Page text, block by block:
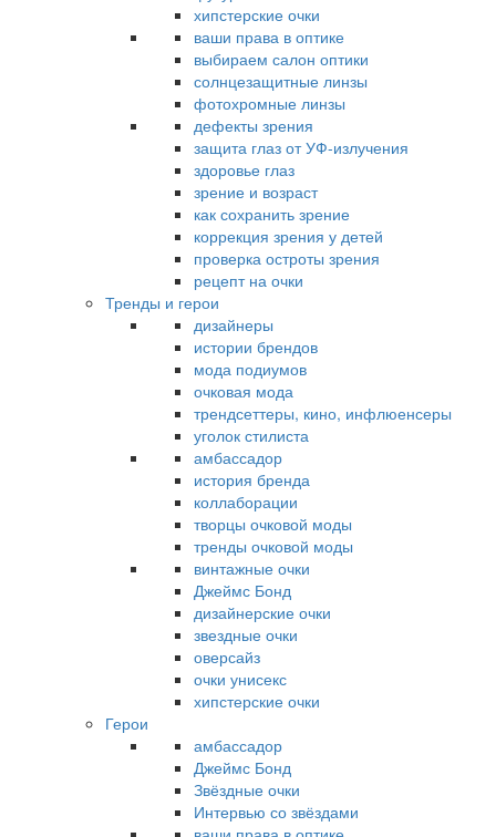
хипстерские очки
ваши права в оптике
выбираем салон оптики
солнцезащитные линзы
фотохромные линзы
дефекты зрения
защита глаз от УФ-излучения
здоровье глаз
зрение и возраст
как сохранить зрение
коррекция зрения у детей
проверка остроты зрения
рецепт на очки
Тренды и герои
дизайнеры
истории брендов
мода подиумов
очковая мода
трендсеттеры, кино, инфлюенсеры
уголок стилиста
амбассадор
история бренда
коллаборации
творцы очковой моды
тренды очковой моды
винтажные очки
Джеймс Бонд
дизайнерские очки
звездные очки
оверсайз
очки унисекс
хипстерские очки
Герои
амбассадор
Джеймс Бонд
Звёздные очки
Интервью со звёздами